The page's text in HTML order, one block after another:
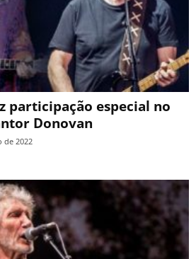
participação especial no
Donovan
de 2022